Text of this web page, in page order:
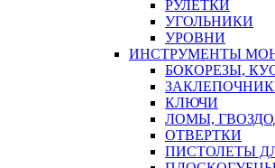
РУЛЕТКИ
УГОЛЬНИКИ
УРОВНИ
ИНСТРУМЕНТЫ
БОКОРЕЗЫ,
КЛЮЧИ
ЛОМЫ,
ОТВЕРТКИ
ПИСТОЛЕТЫ